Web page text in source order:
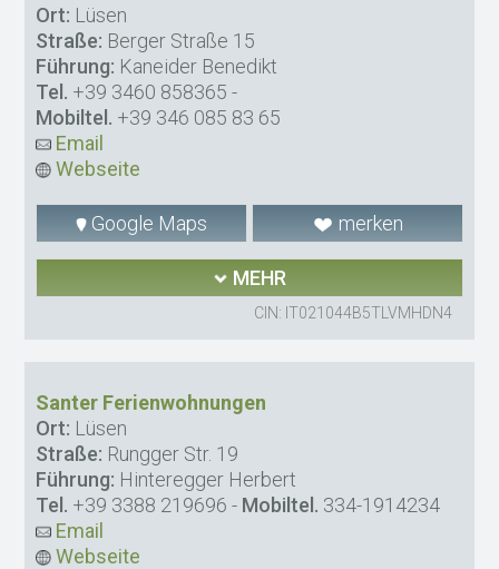
Ort: Lüsen
Straße: Berger Straße 15
Führung: Kaneider Benedikt
Tel. +39 3460 858365 -
Mobiltel. +39 346 085 83 65
Email
Webseite
Google Maps merken
MEHR
CIN: IT021044B5TLVMHDN4
Santer Ferienwohnungen
Ort: Lüsen
Straße: Rungger Str. 19
Führung: Hinteregger Herbert
Tel. +39 3388 219696 - Mobiltel. 334-1914234
Email
Webseite